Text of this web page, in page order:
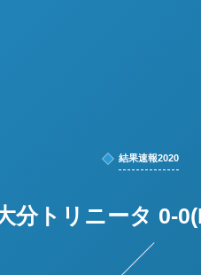
結果速報2020
分トリニータ 0-